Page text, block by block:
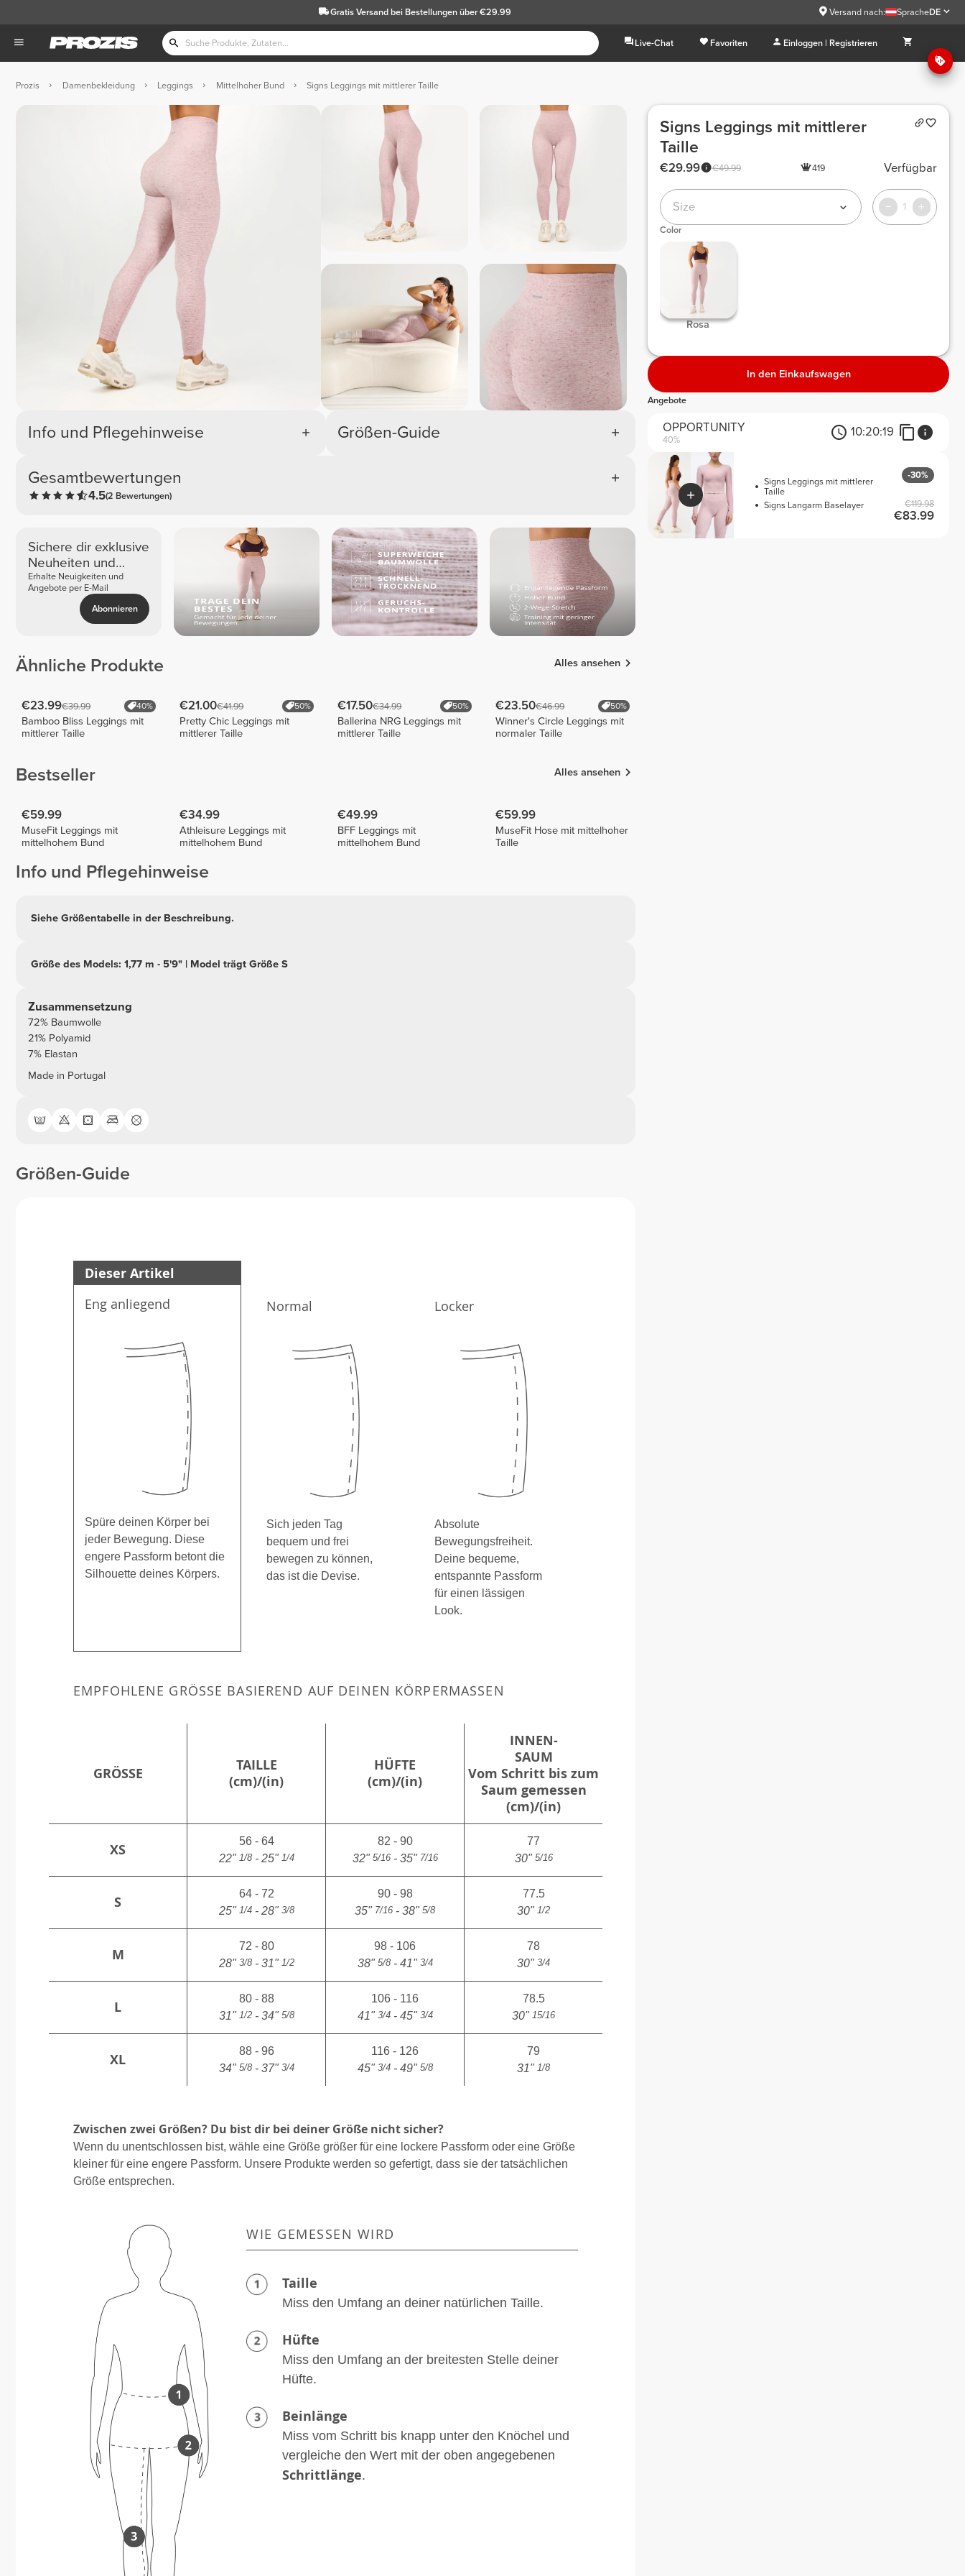
Gratis Versandbei Bestellungen über €29.99 Versand nach: SpracheDE
Live-Chat Favoriten Einloggen | Registrieren
Prozis Damenbekleidung Leggings Mittelhoher Bund Signs Leggings mit mittlerer Taille
Info und Pflegehinweise
Gesamtbewertungen
4.5(2 Bewertungen)
Größen-Guide
Sichere dir exklusive
Neuheiten und
Angebote
Erhalte Neuigkeiten und
Angebote per E-Mail
Abonnieren
Ähnliche Produkte Alles ansehen
€23.99€39.99 40%
Bamboo Bliss Leggings mit
mittlerer Taille
€21.00€41.99 50%
Pretty Chic Leggings mit
mittlerer Taille
€17.50€34.99 50%
Ballerina NRG Leggings mit
mittlerer Taille
€23.50€46.99 50%
Winner's Circle Leggings mit
normaler Taille
Bestseller Alles ansehen
€59.99
MuseFit Leggings mit
mittelhohem Bund
€34.99
Athleisure Leggings mit
mittelhohem Bund
€49.99
BFF Leggings mit
mittelhohem Bund
€59.99
MuseFit Hose mit mittelhoher
Taille
Info und Pflegehinweise
Siehe Größentabelle in der Beschreibung.
Größe des Models: 1,77 m - 5'9" | Model trägt Größe S
Zusammensetzung
72% Baumwolle
21% Polyamid
7% Elastan
Made in Portugal
Größen-Guide
Dieser Artikel
Eng anliegend
Spüre deinen Körper bei
jeder Bewegung. Diese
engere Passform betont die
Silhouette deines Körpers.
Normal
Sich jeden Tag
bequem und frei
bewegen zu können,
das ist die Devise.
Locker
Absolute
Bewegungsfreiheit.
Deine bequeme,
entspannte Passform
für einen lässigen
Look.
EMPFOHLENE GRÖSSE BASIEREND AUF DEINEN KÖRPERMASSEN
GRÖSSE
TAILLE
(cm)/(in)
HÜFTE
(cm)/(in)
INNEN-
SAUM
Vom Schritt bis zum
Saum gemessen
(cm)/(in)
XS
56 - 64
22"1/8- 25"1/4
82 - 90
32"5/16- 35"7/16
77
30"5/16
S
64 - 72
25"1/4- 28"3/8
90 - 98
35"7/16 - 38"5/8
77.5
30"1/2
M
72 - 80
28"3/8- 31"1/2
98 - 106
38"5/8- 41"3/4
78
30"3/4
L
80 - 88
31"1/2- 34"5/8
106 - 116
41"3/4- 45"3/4
78.5
30"15/16
XL
88 - 96
34"5/8- 37"3/4
116 - 126
45"3/4- 49"5/8
79
31"1/8
Zwischen zwei Größen? Du bist dir bei deiner Größe nicht sicher?
Wenn du unentschlossen bist, wähle eine Größe größer für eine lockere Passform oder eine Größe
kleiner für eine engere Passform. Unsere Produkte werden so gefertigt, dass sie der tatsächlichen
Größe entsprechen.
WIE GEMESSEN WIRD
Taille
Miss den Umfang an deiner natürlichen Taille.
Hüfte
Miss den Umfang an der breitesten Stelle deiner
Hüfte.
Beinlänge
Miss vom Schritt bis knapp unter den Knöchel und
vergleiche den Wert mit der oben angegebenen
Schrittlänge.
Signs Leggings mit mittlerer
Taille
€49.99
€29.99 419 Verfügbar
Size 1
Color
Rosa
In den Einkaufswagen
Angebote
Signs Leggings mit mittlerer
Taille
Signs Langarm Baselayer
-30%
€119.98
€83.99
OPPORTUNITY
40%
10:20:19